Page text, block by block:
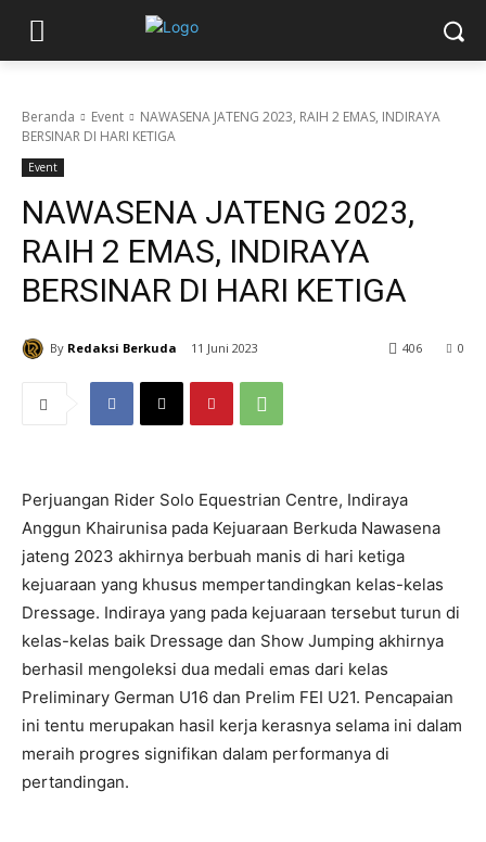
Beranda Event
NAWASENA JATENG 2023, RAIH 2 EMAS, INDIRAYA
BERSINAR DI HARI KETIGA
Event
NAWASENA JATENG 2023,
RAIH 2 EMAS, INDIRAYA
BERSINAR DI HARI KETIGA
By Redaksi Berkuda 11 Juni 2023 0
406
Perjuangan Rider Solo Equestrian Centre, Indiraya
Anggun Khairunisa pada Kejuaraan Berkuda Nawasena
jateng 2023 akhirnya berbuah manis di hari ketiga
kejuaraan yang khusus mempertandingkan kelas-kelas
Dressage. Indiraya yang pada kejuaraan tersebut turun di
kelas-kelas baik Dressage dan Show Jumping akhirnya
berhasil mengoleksi dua medali emas dari kelas
Preliminary German U16 dan Prelim FEI U21. Pencapaian
ini tentu merupakan hasil kerja kerasnya selama ini dalam
meraih progres signifikan dalam performanya di
pertandingan.